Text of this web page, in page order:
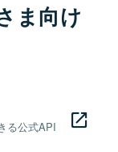
ま向け
る公式API